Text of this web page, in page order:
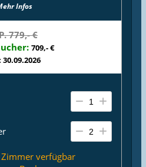
Die bequeme Sitzgruppe mit
Sie mit bis zu vier Personen
Duschbad entspricht dem
– unter anderem mit einer
Extras wie Fön und
Zimmer auf derselben Seite
grünen Oktopus-Wasserpark
Infos
779,- €
709,- €
30.09.2026
verfügbar